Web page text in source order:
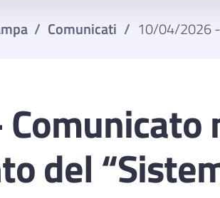
/ Comunicati / 10/04/2026 -
del